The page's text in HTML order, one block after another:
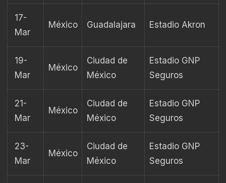
17-
Mar
México Guadalajara Estadio Akron
19-
Mar
México
Ciudad de
México
Estadio GNP
Seguros
21-
Mar
México
Ciudad de
México
Estadio GNP
Seguros
23-
Mar
México
Ciudad de
México
Estadio GNP
Seguros